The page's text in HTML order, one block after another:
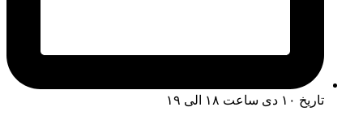
تاریخ ۱۰ دی ساعت ۱۸ الی ۱۹